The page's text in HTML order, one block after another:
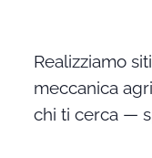
Realizziamo
meccanica
chi ti cerca —